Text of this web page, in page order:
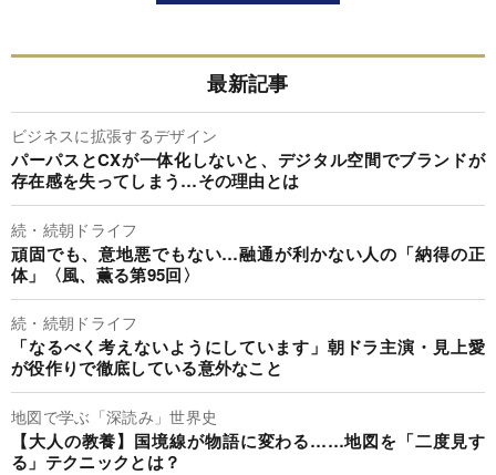
最新記事
ビジネスに拡張するデザイン
パーパスとCXが一体化しないと、デジタル空間でブランドが
存在感を失ってしまう…その理由とは
続・続朝ドライフ
頑固でも、意地悪でもない…融通が利かない人の「納得の正
体」〈風、薫る第95回〉
続・続朝ドライフ
「なるべく考えないようにしています」朝ドラ主演・見上愛
が役作りで徹底している意外なこと
地図で学ぶ「深読み」世界史
【大人の教養】国境線が物語に変わる……地図を「二度見す
る」テクニックとは？